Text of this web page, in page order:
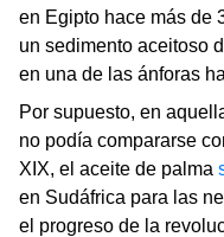
en Egipto hace más de
un sedimento aceitoso
en una de las ánforas
Por supuesto, en
no podía compararse
XIX, el aceite de palma
en Sudáfrica para las
el progreso de la